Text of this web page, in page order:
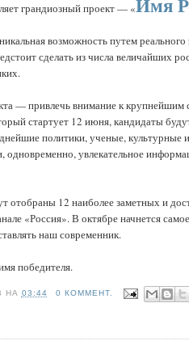
грандиозный проект — «
возможность путем
сделать из числа величайших
— привлечь внимание к
стартует 12 июня, кандидаты
политики, ученые,
одновременно, увлекательное
отобраны 12 наиболее заметных и
«Россия». В октябре начнется
наш современник.
победителя.
НА 03:44
0 КОММЕНТ.